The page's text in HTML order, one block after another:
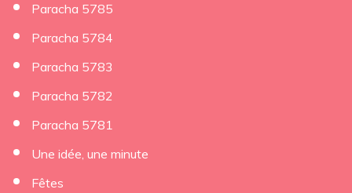
Paracha 5785
Paracha 5784
Paracha 5783
Paracha 5782
Paracha 5781
Une idée, une minute
Fêtes